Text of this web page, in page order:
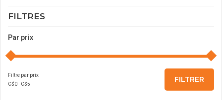
FILTRES
Par prix
Filtre par prix
C$0- C$5
FILTRER